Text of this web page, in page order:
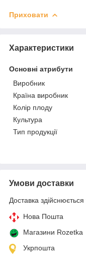
Приховати
Характеристики
Основні атрибути
Виробник
Країна виробник
Колір плоду
Культура
Тип продукції
Умови доставки
Доставка здійснюється
Нова Пошта
Магазини Rozetka
Укрпошта